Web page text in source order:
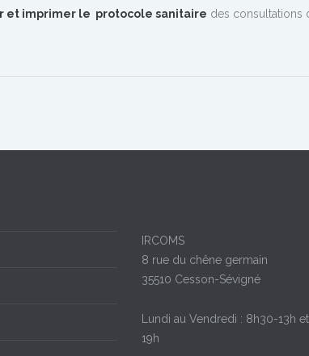
et imprimer le protocole sanitaire des consultations
IRCOMS
8 rue du chêne germain
35510 Cesson-Sévigné
Lundi au Vendredi : 8h30-13h
19h